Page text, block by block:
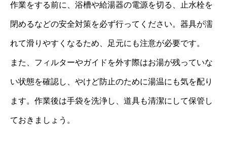
作業をする前に、浴槽や給湯器の電源を切る、止水栓を
閉めるなどの安全対策を必ず行ってください。器具が濡
れて滑りやすくなるため、足元にも注意が必要です。
また、フィルターやガイドを外す際はお湯が残っていな
い状態を確認し、やけど防止のために湯温にも気を配り
ます。作業後は手袋を洗浄し、道具も清潔にして保管し
ておきましょう。